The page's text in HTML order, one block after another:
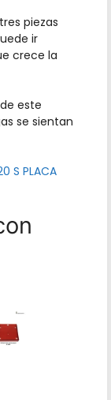
piezas
ir
crece la
este
se sientan
S PLACA